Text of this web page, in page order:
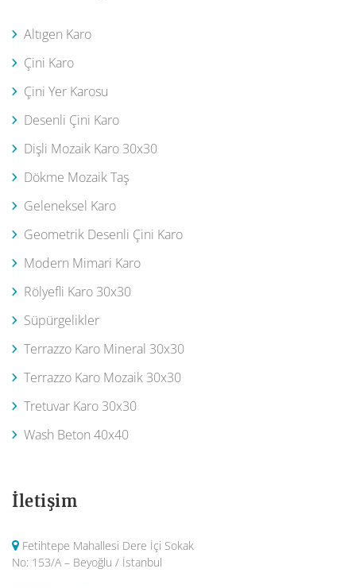
Altıgen Karo
Çini Karo
Çini Yer Karosu
Desenli Çini Karo
Dişli Mozaik Karo 30x30
Dökme Mozaik Taş
Geleneksel Karo
Geometrik Desenli Çini Karo
Modern Mimari Karo
Rölyefli Karo 30x30
Süpürgelikler
Terrazzo Karo Mineral 30x30
Terrazzo Karo Mozaik 30x30
Tretuvar Karo 30x30
Wash Beton 40x40
İletişim
Fetihtepe Mahallesi Dere İçi Sokak
No: 153/A – Beyoğlu / İstanbul